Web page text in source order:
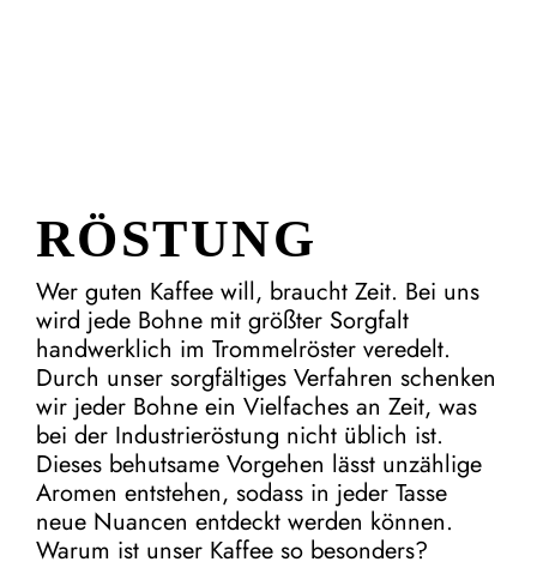
RÖSTUNG
Wer guten Kaffee will, braucht Zeit. Bei uns
wird jede Bohne mit größter Sorgfalt
handwerklich im Trommelröster veredelt.
Durch unser sorgfältiges Verfahren schenken
wir jeder Bohne ein Vielfaches an Zeit, was
bei der Industrieröstung nicht üblich ist.
Dieses behutsame Vorgehen lässt unzählige
Aromen entstehen, sodass in jeder Tasse
neue Nuancen entdeckt werden können.
Warum ist unser Kaffee so besonders?